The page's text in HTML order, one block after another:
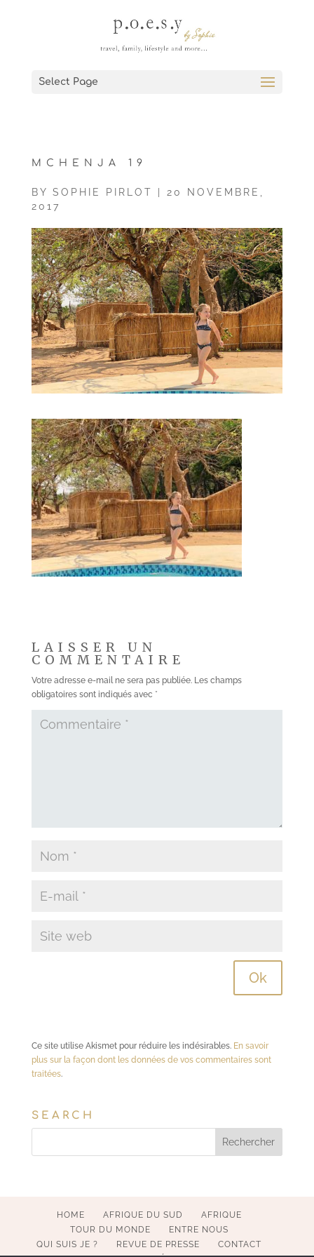
Select Page
MCHENJA 19
BY SOPHIE PIRLOT
20 NOVEMBRE,
2017
LAISSER UN
COMMENTAIRE
Votre adresse e-mail ne sera pas publiée. Les champs
obligatoires sont indiqués avec *
Ce site utilise Akismet pour réduire les indésirables. En savoir
plus sur la façon dont les données de vos commentaires sont
traitées.
SEARCH
HOME AFRIQUE DU SUD
AFRIQUE
TOUR DU MONDE
ENTRE NOUS
QUI SUIS JE ?
REVUE DE PRESSE
CONTACT